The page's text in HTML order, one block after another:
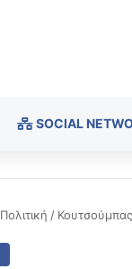
SOCIAL
Πολιτική /